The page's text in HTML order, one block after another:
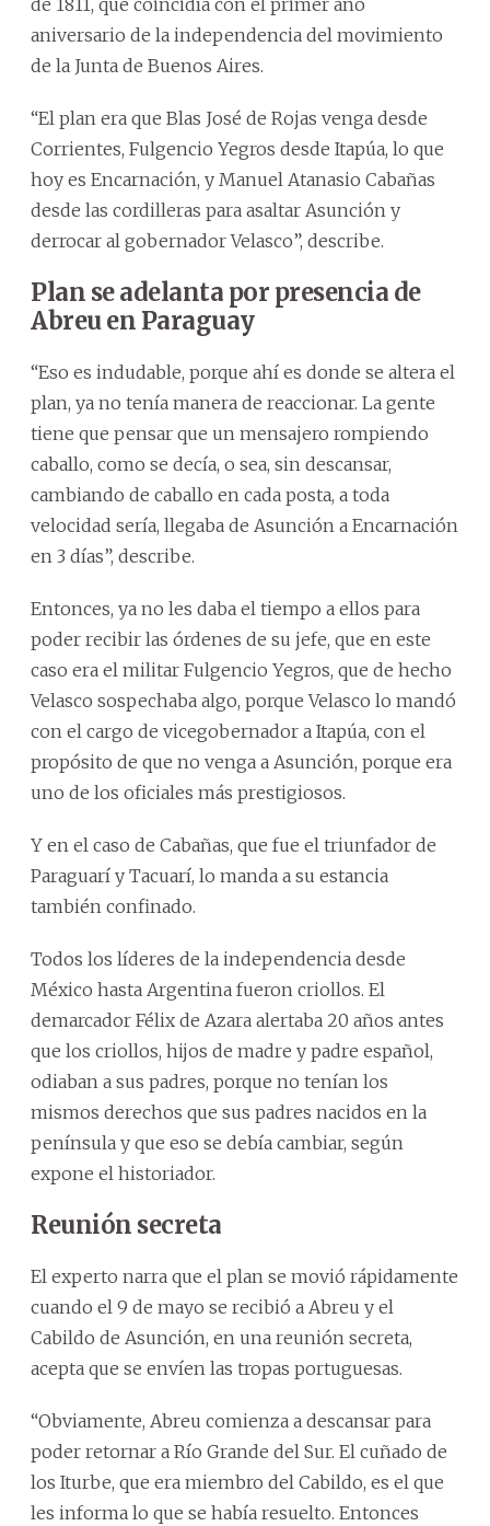
de 1811, que coincidía con el primer año
aniversario de la independencia del movimiento
de la Junta de Buenos Aires.
“El plan era que Blas José de Rojas venga desde
Corrientes, Fulgencio Yegros desde Itapúa, lo que
hoy es Encarnación, y Manuel Atanasio Cabañas
desde las cordilleras para asaltar Asunción y
derrocar al gobernador Velasco”, describe.
Plan se adelanta por presencia de
Abreu en Paraguay
“Eso es indudable, porque ahí es donde se altera el
plan, ya no tenía manera de reaccionar. La gente
tiene que pensar que un mensajero rompiendo
caballo, como se decía, o sea, sin descansar,
cambiando de caballo en cada posta, a toda
velocidad sería, llegaba de Asunción a Encarnación
en 3 días”, describe.
Entonces, ya no les daba el tiempo a ellos para
poder recibir las órdenes de su jefe, que en este
caso era el militar Fulgencio Yegros, que de hecho
Velasco sospechaba algo, porque Velasco lo mandó
con el cargo de vicegobernador a Itapúa, con el
propósito de que no venga a Asunción, porque era
uno de los oficiales más prestigiosos.
Y en el caso de Cabañas, que fue el triunfador de
Paraguarí y Tacuarí, lo manda a su estancia
también confinado.
Todos los líderes de la independencia desde
México hasta Argentina fueron criollos. El
demarcador Félix de Azara alertaba 20 años antes
que los criollos, hijos de madre y padre español,
odiaban a sus padres, porque no tenían los
mismos derechos que sus padres nacidos en la
península y que eso se debía cambiar, según
expone el historiador.
Reunión secreta
El experto narra que el plan se movió rápidamente
cuando el 9 de mayo se recibió a Abreu y el
Cabildo de Asunción, en una reunión secreta,
acepta que se envíen las tropas portuguesas.
“Obviamente, Abreu comienza a descansar para
poder retornar a Río Grande del Sur. El cuñado de
los Iturbe, que era miembro del Cabildo, es el que
les informa lo que se había resuelto. Entonces